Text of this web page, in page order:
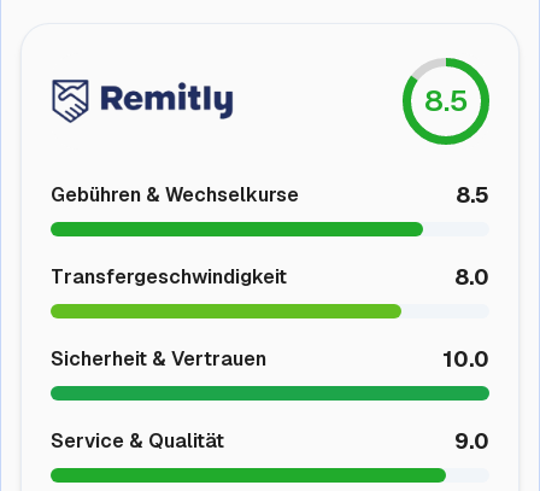
8.5
Gebühren & Wechselkurse 8.5
Transfergeschwindigkeit 8.0
Sicherheit & Vertrauen 10.0
Service & Qualität 9.0